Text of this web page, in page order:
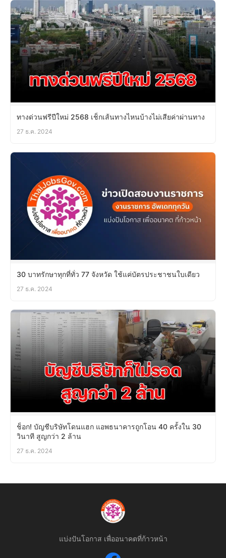
ทางด่วนฟรีปีใหม่ 2568 เช็กเส้นทางไหนบ้างไม่เสียค่าผ่านทาง
27 ธ.ค. 2024
30 บาทรักษาทุกที่ทั่ว 77 จังหวัด ใช้แค่บัตรประชาชนใบเดียว
27 ธ.ค. 2024
ช็อก! บัญชีบริษัทโดนแฮก แอพธนาคารถูกโอน 40 ครั้งใน 30
วินาที สูญกว่า 2 ล้าน
27 ธ.ค. 2024
แบ่งปันโอกาส เพื่ออนาคตที่ก้าวหน้า